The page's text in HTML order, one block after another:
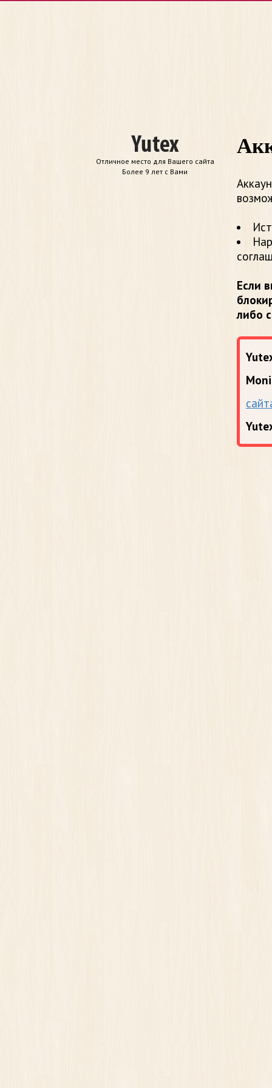
Отличное место для Вашего сайта
Более 9 лет с Вами
Если
либо